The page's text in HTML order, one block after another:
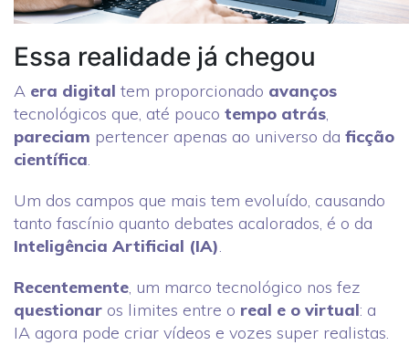
Essa realidade já chegou
A era digital tem proporcionado avanços
tecnológicos que, até pouco tempo atrás,
pareciam pertencer apenas ao universo da ficção
científica.
Um dos campos que mais tem evoluído, causando
tanto fascínio quanto debates acalorados, é o da
Inteligência Artificial (IA).
Recentemente, um marco tecnológico nos fez
questionar os limites entre o real e o virtual: a
IA agora pode criar vídeos e vozes super realistas.